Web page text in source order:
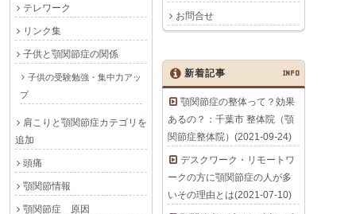
お問合せ
テレワーク
リンク集
子供と顎関節症の関係
子供の受験勉強・集中力アッ
プ
肩こりと顎関節症カテゴリを
追加
頭痛
顎関節情報
顎関節症 原因
新着記事 INFO
顎関節症の整体って？効果
あるの？：千葉市 整体院（顎
関節症整体院）(2021-09-24)
デスクワーク・リモートワ
ークの方に顎関節症の人が多
いその理由とは(2021-07-10)